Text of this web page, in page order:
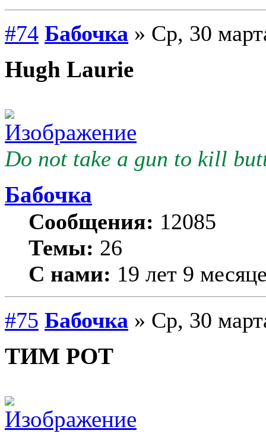
#74 Бабочка » Ср, 30
Hugh Laurie
Do not take a gun to kill
Бабочка
Сообщения: 12085
Темы: 26
С нами: 19 лет 9
#75 Бабочка » Ср, 30
ТИМ РОТ